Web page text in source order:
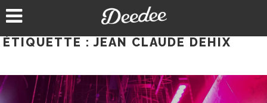
au
ÉTIQUETTE :JEAN CLAUDE DEHIX